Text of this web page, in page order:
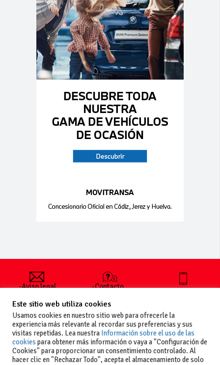
-Aviso legal
generales
de uso
-Política de
privacidad
-Política de
cookies
-Contacto
publicar un
anuncio
-Vende+
+34 627 35
Este sitio web utiliza cookies
Usamos cookies en nuestro sitio web para ofrecerle la
experiencia más relevante al recordar sus preferencias y sus
visitas repetidas. Lea nuestra Información sobre el uso de las
cookies para obtener más información o vaya a "Configuración de
Cookies" para proporcionar un consentimiento controlado. Al
hacer clic en "Rechazar Todo", acepta el almacenamiento de solo